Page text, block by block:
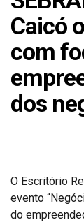
Caicó
com
dos
O Escritório
evento
do